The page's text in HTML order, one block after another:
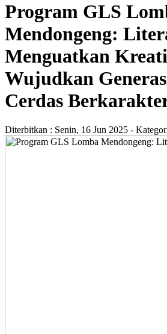
Program GLS
Mendongeng:
Menguatkan
Wujudkan
Cerdas
Diterbitkan : Senin, 16 Jun 2025 -